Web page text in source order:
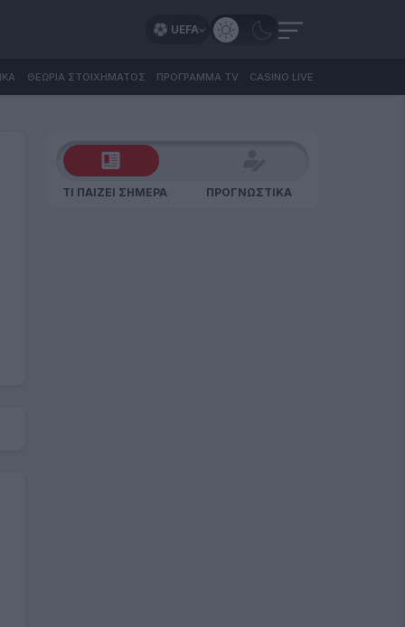
UEFA
ΘΕΩΡΙΑ ΣΤΟΙΧΗΜΑΤΟΣ ΠΡΟΓΡΑΜΜΑ TV CASINO LIVE
ΤΙ ΠΑΙΖΕΙ ΣΗΜΕΡΑ ΠΡΟΓΝΩΣΤΙΚΑ